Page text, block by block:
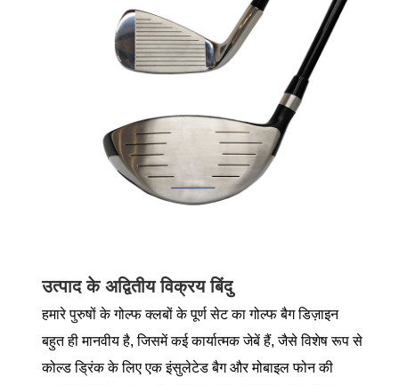
उत्पाद के अद्वितीय विक्रय बिंदु
हमारे पुरुषों के गोल्फ क्लबों के पूर्ण सेट का गोल्फ बैग डिज़ाइन
बहुत ही मानवीय है, जिसमें कई कार्यात्मक जेबें हैं, जैसे विशेष रूप से
कोल्ड ड्रिंक के लिए एक इंसुलेटेड बैग और मोबाइल फोन की